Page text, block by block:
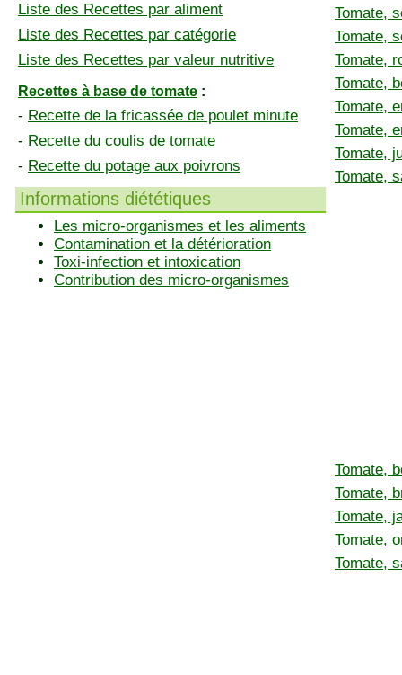
Liste des Recettes par aliment
Liste des Recettes par catégorie
Liste des Recettes par valeur nutritive
Recettes à base de tomate :
- Recette de la fricassée de poulet minute
- Recette du coulis de tomate
- Recette du potage aux poivrons
Informations diététiques
Les micro-organismes et les aliments
Contamination et la détérioration
Toxi-infection et intoxication
Contribution des micro-organismes
Tomate,
Tomate,
Tomate,
Tomate,
Tomate,
Tomate,
Tomate,
Tomate,
Tomate,
Tomate,
Tomate,
Tomate,
Tomate,